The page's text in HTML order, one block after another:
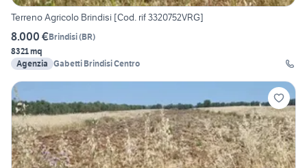
Terreno Agricolo Brindisi [Cod. rif 3320752VRG]
8.000 €Brindisi(BR)
8321 mq
Agenzia Gabetti Brindisi Centro